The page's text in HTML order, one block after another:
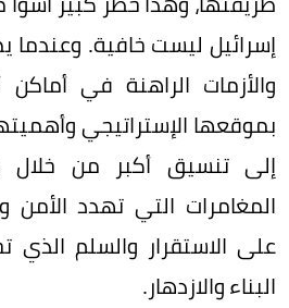
إسرائيل ليست خافية. وعندما
والأزمات الراهنة في
بموقعها الإستراتيجي
إلى تنسيق أكبر من خلال
المغامرات التي تهدد الأمن
على الاستقرار والسلم الذي
البناء والازدهار.